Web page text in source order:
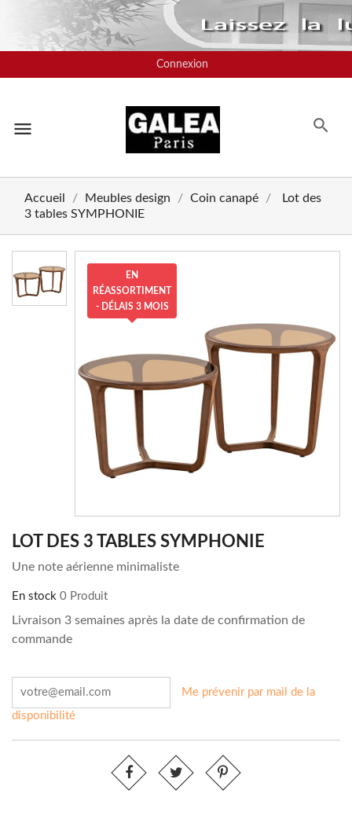
Connexion
menu
Accueil Meubles design Coin canapé
Lot des
3 tables SYMPHONIE
NOUVEAU
EN
RÉASSORTIMENT
- DÉLAIS 3 MOIS
LOT DES 3 TABLES SYMPHONIE
Une note aérienne minimaliste
En stock 0 Produit
Livraison 3 semaines après la date de confirmation de
commande
Me prévenir par mail de la
disponibilité